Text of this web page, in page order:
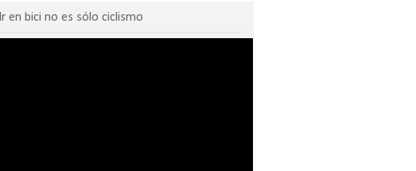
Ir en bici no es sólo ciclismo